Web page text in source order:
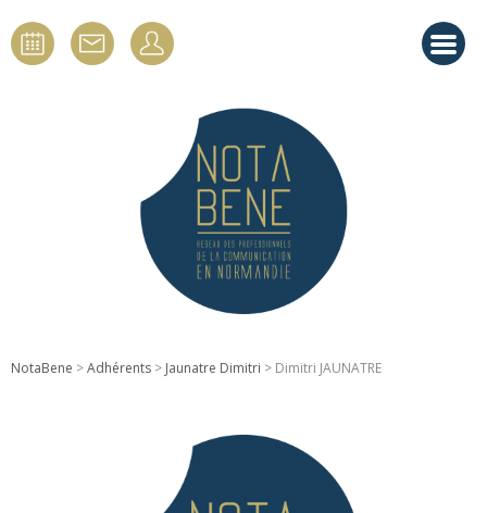
NotaBene >Adhérents > Jaunatre Dimitri > Dimitri JAUNATRE